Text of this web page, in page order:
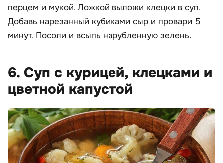
перцем и мукой. Ложкой выложи клецки в суп.
Добавь нарезанный кубиками сыр и провари 5
минут. Посоли и всыпь нарубленную зелень.
6. Суп с курицей, клецками и
цветной капустой